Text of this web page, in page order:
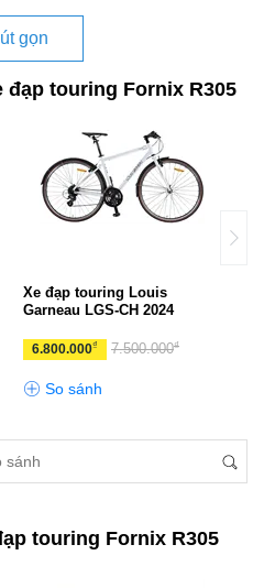
gọn
touring Fornix R305
Xe đạp touring Louis
Garneau LGS-CH 2024
6.800.000₫ 7.500.000₫
So sánh
touring Fornix R305